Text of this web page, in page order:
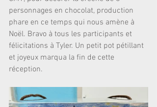
personnages en chocolat, production
phare en ce temps qui nous amène à
Noël. Bravo à tous les participants et
félicitations à Tyler. Un petit pot pétillant
et joyeux marqua la fin de cette
réception.